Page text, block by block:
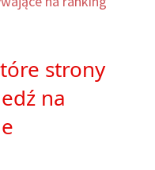
strony
na